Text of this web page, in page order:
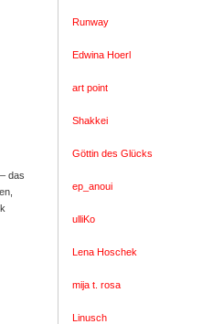
das
Runway
Edwina Hoerl
art point
Shakkei
Göttin des Glücks
ep_anoui
ulliKo
Lena Hoschek
mija t. rosa
Linusch